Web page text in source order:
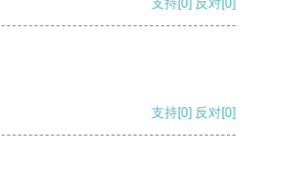
支持 [0] 反对 [0]
支持[0] 反对[0]